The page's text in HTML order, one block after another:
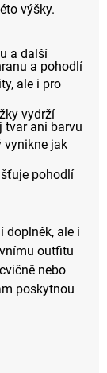
výšky.
a další
a pohodlí
ale i pro
vydrží
tvar ani barvu
vynikne jak
pohodlí
doplněk, ale i
outfitu
nebo
poskytnou